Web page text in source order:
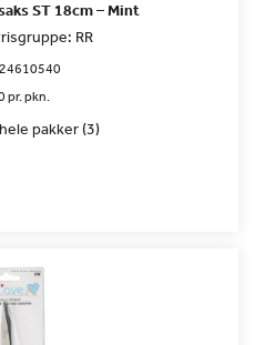
ST 18cm – Mint
RR
24610540
pr. pkn.
pakker (3)